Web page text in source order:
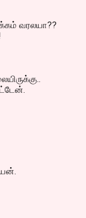
வரலயா??